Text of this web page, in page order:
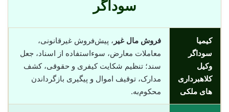
سوداگر
کیمیا
سوداگر
وکیل
کلاهبرداری
های ملکی
فروش مال غیر ، پیش‌فروش غیرقانونی،
معاملات معارض، سوء‌استفاده از اسناد، جعل
سند؛ تنظیم شکایت کیفری و حقوقی، کشف
مدارک، توقیف اموال و پیگیری بازگرداندن
محکوم‌به.